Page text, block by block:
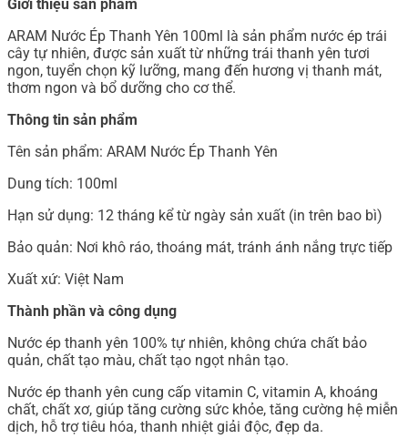
Giới thiệu sản phẩm
ARAM Nước Ép Thanh Yên 100ml là sản phẩm nước ép trái
cây tự nhiên, được sản xuất từ những trái thanh yên tươi
ngon, tuyển chọn kỹ lưỡng, mang đến hương vị thanh mát,
thơm ngon và bổ dưỡng cho cơ thể.
Thông tin sản phẩm
Tên sản phẩm: ARAM Nước Ép Thanh Yên
Dung tích: 100ml
Hạn sử dụng: 12 tháng kể từ ngày sản xuất (in trên bao bì)
Bảo quản: Nơi khô ráo, thoáng mát, tránh ánh nắng trực tiếp
Xuất xứ: Việt Nam
Thành phần và công dụng
Nước ép thanh yên 100% tự nhiên, không chứa chất bảo
quản, chất tạo màu, chất tạo ngọt nhân tạo.
Nước ép thanh yên cung cấp vitamin C, vitamin A, khoáng
chất, chất xơ, giúp tăng cường sức khỏe, tăng cường hệ miễn
dịch, hỗ trợ tiêu hóa, thanh nhiệt giải độc, đẹp da.